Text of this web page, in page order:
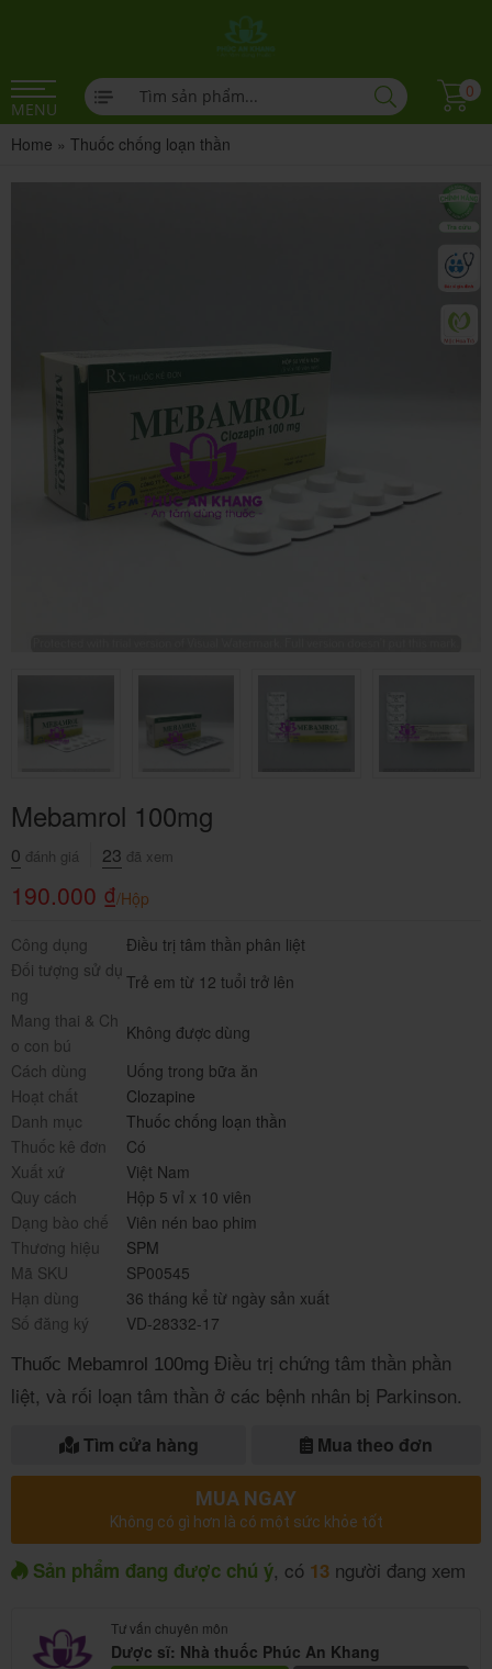
MENU
0
Home » Thuốc chống loạn thần
Mebamrol 100mg
0 đánh giá 23 đã xem
190.000 ₫/Hộp
Công dụng
Điều trị tâm thần phân liệt
Đối tượng sử dụ
ng
Trẻ em từ 12 tuổi trở lên
Mang thai & Ch
o con bú
Không được dùng
Cách dùng
Uống trong bữa ăn
Hoạt chất
Clozapine
Danh mục
Thuốc chống loạn thần
Thuốc kê đơn
Có
Xuất xứ
Việt Nam
Quy cách
Hộp 5 vỉ x 10 viên
Dạng bào chế
Viên nén bao phim
Thương hiệu
SPM
Mã SKU
SP00545
Hạn dùng
36 tháng kể từ ngày sản xuất
Số đăng ký
VD-28332-17
Thuốc Mebamrol 100mg Điều trị chứng tâm thần phần
liệt, và rối loạn tâm thần ở các bệnh nhân bị Parkinson.
Tìm cửa hàng Mua theo đơn
MUA NGAY
Không có gì hơn là có một sức khỏe tốt
Sản phẩm đang được chú ý, có 13 người đang xem
Tư vấn chuyên môn
Dược sĩ: Nhà thuốc Phúc An Khang